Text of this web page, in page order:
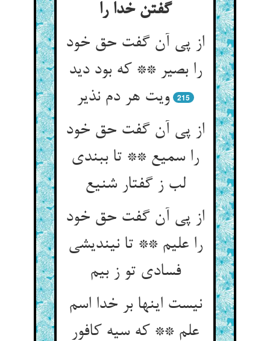
گفتن خدا را
از پی آن گفت حق خود
را بصیر ** که بود دید
ویت هر دم نذیر
215
از پی آن گفت حق خود
را سمیع ** تا ببندی
لب ز گفتار شنیع
از پی آن گفت حق خود
را علیم ** تا نیندیشی
فسادی تو ز بیم
نیست اینها بر خدا اسم
علم ** که سیه کافور